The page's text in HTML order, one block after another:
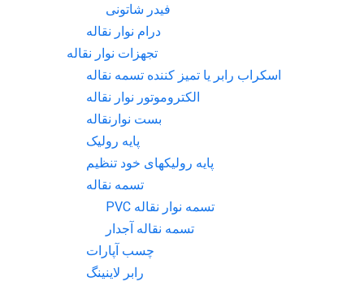
فیدر شاتونی
درام نوار نقاله
تجهزات نوار نقاله
اسکراب رابر یا تمیز کننده تسمه نقاله
الکتروموتور نوار نقاله
بست نوارنقاله
پایه رولیک
پایه رولیکهای خود تنظیم
تسمه نقاله
تسمه نوار نقاله PVC
تسمه نقاله آجدار
چسب آپارات
رابر لاینینگ